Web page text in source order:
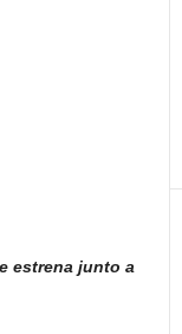
estrena junto a